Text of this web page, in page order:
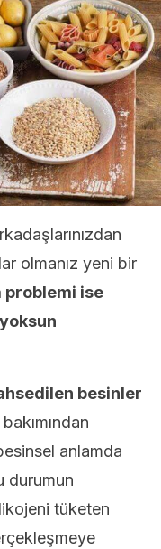
olmanız yeni bir
problemi ise
besinler
bakımından
anlamda
durumun
tüketen